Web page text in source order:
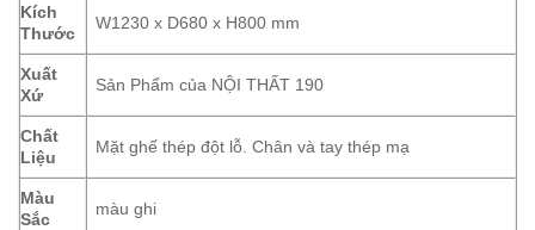
Kích
Thước
W1230 x D680 x H800 mm
Xuất
Xứ
Sản Phẩm của NỘI THẤT 190
Chất
Liệu
Mặt ghế thép đột lỗ. Chân và tay thép mạ
Màu
Sắc
màu ghi